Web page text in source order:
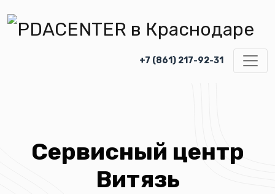
+7 (861) 217-92-31
Сервисный центр
Витязь